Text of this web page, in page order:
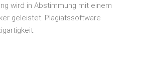
wird in Abstimmung mit einem
geleistet. Plagiatssoftware